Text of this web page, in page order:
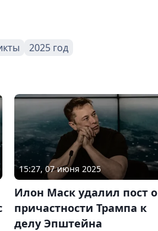
2025 год
15:27, 07 июня 2025
Илон Маск удалил пост о
причастности Трампа к
делу Эпштейна